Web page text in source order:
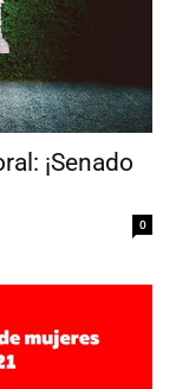
¡Senado
0